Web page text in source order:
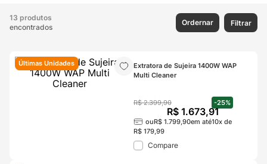
13 produtos
encontrados
Ordernar Filtrar
Últimas Unidades
Extratora de Sujeira 1400W WAP
Multi Cleaner
R$ 2.399,90 -25%
R$ 1.673,91
ouR$ 1.799 90em até10x de
R$ 179 99
Compare